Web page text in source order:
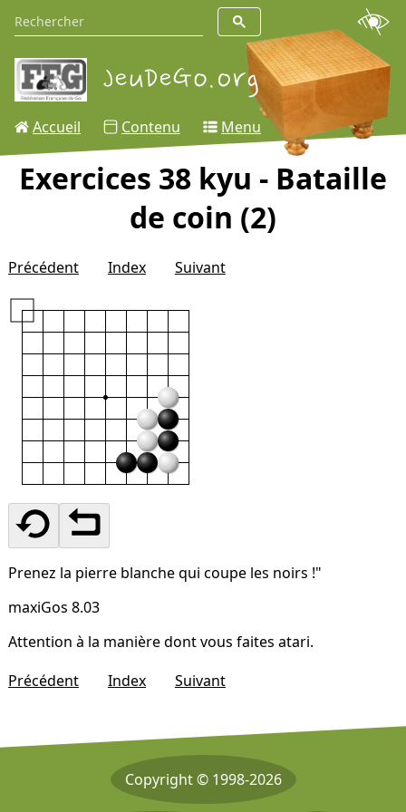
Accueil Contenu Menu
Exercices 38 kyu - Bataille
de coin (2)
Précédent Index Suivant
Prenez la pierre blanche qui coupe les noirs !"
maxiGos 8.03
Attention à la manière dont vous faites atari.
Précédent
Index Suivant
Copyright © 1998-2026